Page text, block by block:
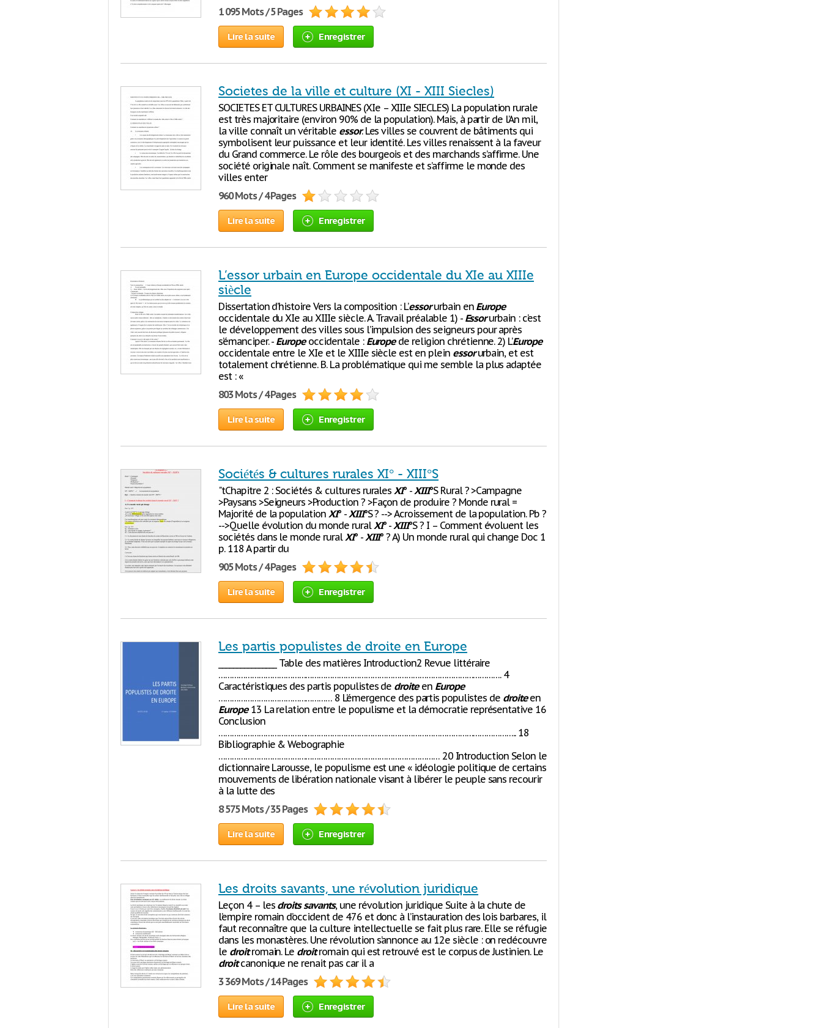
1 095 Mots / 5 Pages
Lire la suite Enregistrer
Societes de la ville et culture (XI - XIII Siecles)
SOCIETES ET CULTURES URBAINES (XIe – XIIIe SIECLES) La population rurale
est très majoritaire (environ 90% de la population). Mais, à partir de l’An mil,
la ville connaît un véritable essor. Les villes se couvrent de bâtiments qui
symbolisent leur puissance et leur identité. Les villes renaissent à la faveur
du Grand commerce. Le rôle des bourgeois et des marchands s’affirme. Une
société originale naît. Comment se manifeste et s’affirme le monde des
villes enter
960 Mots / 4 Pages
Lire la suite Enregistrer
L’essor urbain en Europe occidentale du XIe au XIIIe
siècle
Dissertation d’histoire Vers la composition : L’essorurbain en Europe
occidentale du XIe au XIIIe siècle. A. Travail préalable 1) - Essorurbain : c’est
le développement des villes sous l’impulsion des seigneurs pour après
s’émanciper. - Europeoccidentale : Europede religion chrétienne. 2) L’Europe
occidentale entre le XIe et le XIIIe siècle est en plein essorurbain, et est
totalement chrétienne. B. La problématique qui me semble la plus adaptée
est : «
803 Mots / 4 Pages
Lire la suite Enregistrer
Sociétés & cultures rurales XI° - XIII°S
"tChapitre 2 : Sociétés & cultures ruralesXI° -XIII°S Rural ? >Campagne
>Paysans >Seigneurs >Production ? >Façon de produire ? Monde rural =
Majorité de la population XI° -XIII°S ? --> Acroissement de la population. Pb ?
-->Quelle évolution du monde ruralXI° -XIII°S ? I – Comment évoluent les
sociétés dans le monde ruralXI° -XIII° ? A) Un monde rural qui change Doc 1
p. 118 A partir du
905 Mots / 4 Pages
Lire la suite Enregistrer
Les partis populistes de droite en Europe
________________ Table des matières Introduction2 Revue littéraire
………………………………………………………………………………………………………………. 4
Caractéristiques des partis populistes de droiteen Europe
…………………………………………… 8 L’émergence des partis populistes de droiteen
Europe13 La relation entre le populisme et la démocratie représentative 16
Conclusion
…………………………………………………………………………………………………………………….. 18
Bibliographie & Webographie
……………………………………………………………………………………… 20 Introduction Selon le
dictionnaire Larousse, le populisme est une « idéologie politique de certains
mouvements de libération nationale visant à libérer le peuple sans recourir
à la lutte des
8 575 Mots / 35 Pages
Lire la suite Enregistrer
Les droits savants, une révolution juridique
Leçon 4 – les droitssavants, une révolution juridique Suite à la chute de
l’empire romain d’occident de 476 et donc à l’instauration des lois barbares, il
faut reconnaître que la culture intellectuelle se fait plus rare. Elle se réfugie
dans les monastères. Une révolution s’annonce au 12e siècle : on redécouvre
le droitromain. Le droitromain qui est retrouvé est le corpus de Justinien. Le
droitcanonique ne renait pas car il a
3 369 Mots / 14 Pages
Lire la suite Enregistrer